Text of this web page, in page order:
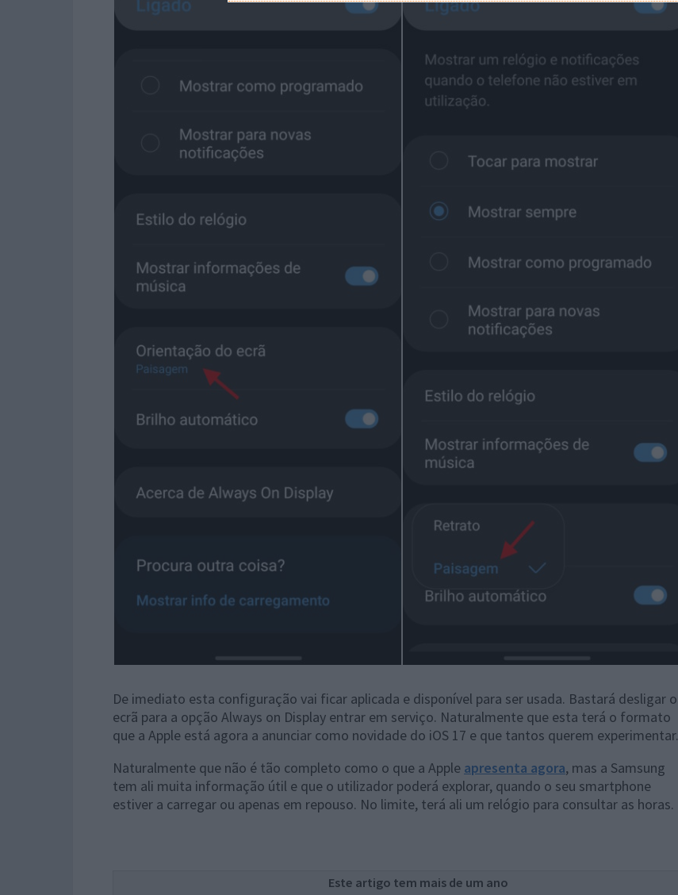
De imediato esta configuração vai ficar aplicada e disponível para ser usada. Bastará desligar o
ecrã para a opção Always on Display entrar em serviço. Naturalmente que esta terá o formato
que a Apple está agora a anunciar como novidade do iOS 17 e que tantos querem experimentar.
Naturalmente que não é tão completo como o que a Apple apresenta agora, mas a Samsung
tem ali muita informação útil e que o utilizador poderá explorar, quando o seu smartphone
estiver a carregar ou apenas em repouso. No limite, terá ali um relógio para consultar as horas.
Este artigo tem mais de um ano